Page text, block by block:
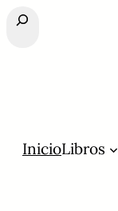
Buscar
InicioLibros